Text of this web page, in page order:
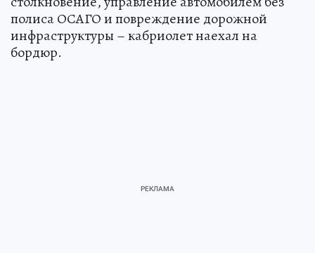
полиса ОСАГО и повреждение дорожной
инфраструктуры – кабриолет наехал на
бордюр.